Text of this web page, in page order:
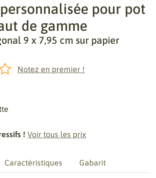
pour pot
de gamme
9 x 7,95 cm sur papier
Notez en premier !
! Voir tous les prix
Caractéristiques Gabarit